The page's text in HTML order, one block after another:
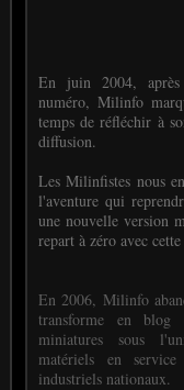
En juin 2004,
numéro, Milinfo
temps de réfléchir à
diffusion.
Les Milinfistes nous
l'aventure qui
une nouvelle version
repart à zéro avec
En 2006, Milinfo
transforme en
miniatures sous
matériels en
industriels nationaux.